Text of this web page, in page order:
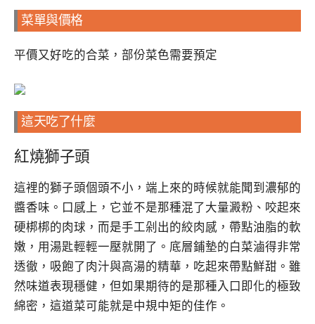
菜單與價格
平價又好吃的合菜，部份菜色需要預定
這天吃了什麼
紅燒獅子頭
這裡的獅子頭個頭不小，端上來的時候就能聞到濃郁的
醬香味。口感上，它並不是那種混了大量澱粉、咬起來
硬梆梆的肉球，而是手工剁出的絞肉感，帶點油脂的軟
嫩，用湯匙輕輕一壓就開了。底層鋪墊的白菜滷得非常
透徹，吸飽了肉汁與高湯的精華，吃起來帶點鮮甜。雖
然味道表現穩健，但如果期待的是那種入口即化的極致
綿密，這道菜可能就是中規中矩的佳作。